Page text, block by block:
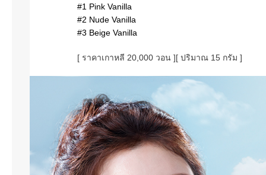
#1 Pink Vanilla
#2 Nude Vanilla
#3 Beige Vanilla
[ ราคาเกาหลี 20,000 วอน ][ ปริมาณ 15 กรัม ]